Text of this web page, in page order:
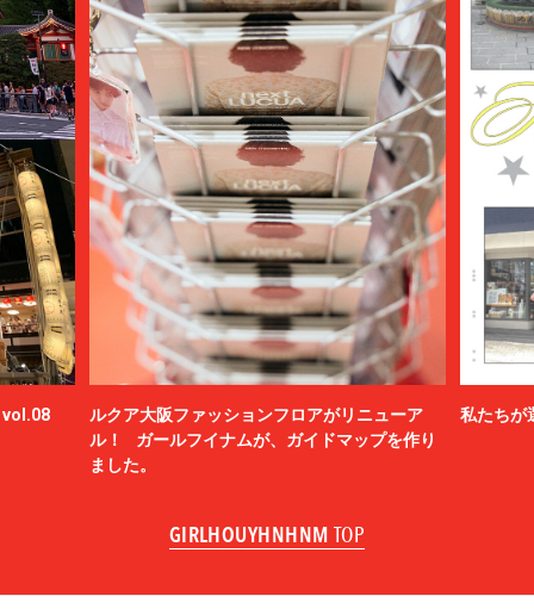
vol.08
ルクア大阪ファッションフロアがリニューア
ル！ ガールフイナムが、ガイドマップを作り
ました。
私たちが
GIRLHOUYHNHNM TOP